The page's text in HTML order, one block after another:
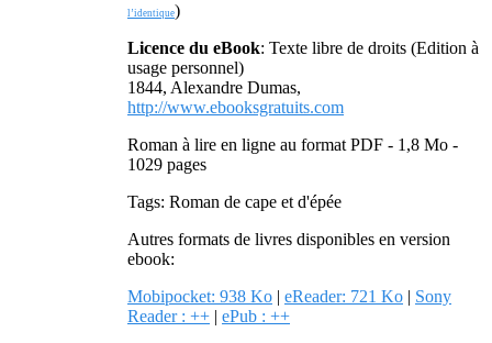
l’identique)
Licence du eBook: Texte libre de droits (Edition à
usage personnel)
1844, Alexandre Dumas,
http://www.ebooksgratuits.com
Roman à lire en ligne au format PDF - 1,8 Mo -
1029 pages
Tags: Roman de cape et d'épée
Autres formats de livres disponibles en version
ebook:
Mobipocket: 938 Ko | eReader: 721 Ko | Sony
Reader : ++ | ePub : ++